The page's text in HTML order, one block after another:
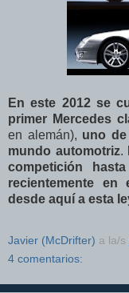
En este 2012 se
primer Mercedes
en alemán), uno
mundo automotriz.
competición
recientemente
desde aquí a esta
Javier (McDrifter) a la/s
4 comentarios: